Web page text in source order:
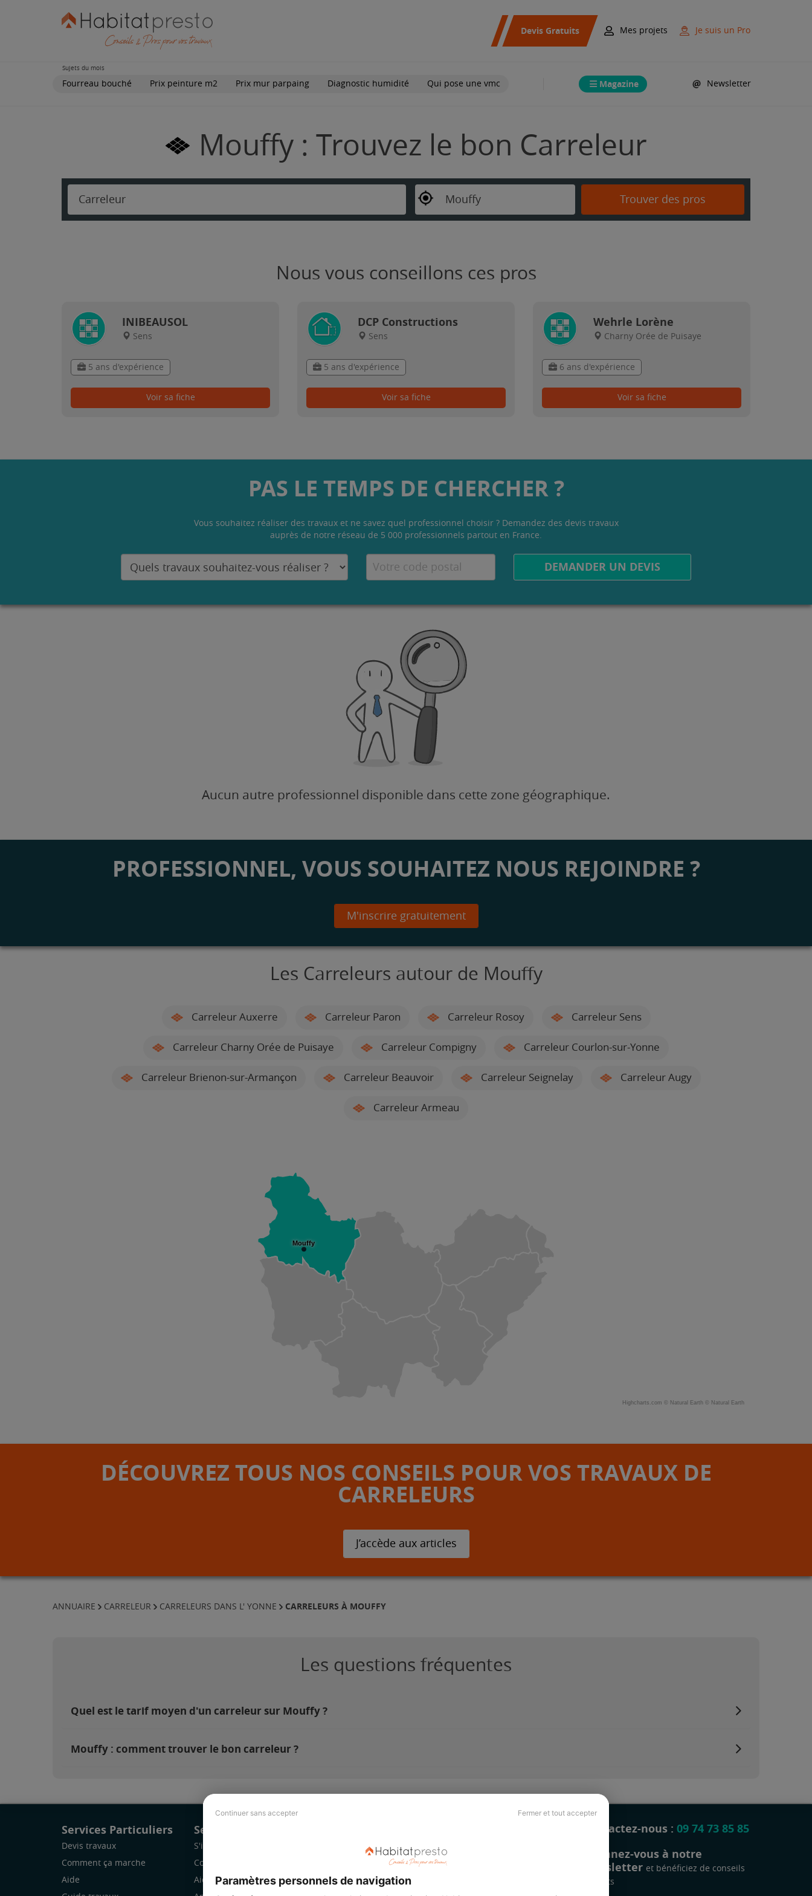
Continuer sans accepter Fermer et tout accepter
Paramètres personnels de navigation
Devis Gratuits Mes projets Je suis un Pro
Sujets du mois
Fourreau bouché Prix peinture m2 Prix mur parpaing Diagnostic humidité Qui pose une vmc Magazine Newsletter
Mouffy : Trouvez le bon Carreleur
Carreleur Mouffy Trouver des pros
Nous vous conseillons ces pros
INIBEAUSOL
Sens
5 ans d'expérience
Voir sa fiche
DCP Constructions
Sens
5 ans d'expérience
Voir sa fiche
Wehrle Lorène
Charny Orée de Puisaye
6 ans d'expérience
Voir sa fiche
PAS LE TEMPS DE CHERCHER ?
Vous souhaitez réaliser des travaux et ne savez quel professionnel choisir ? Demandez des devis travaux
auprès de notre réseau de 5 000 professionnels partout en France.
DEMANDER UN DEVIS
Aucun autre professionnel disponible dans cette zone géographique.
PROFESSIONNEL, VOUS SOUHAITEZ NOUS REJOINDRE ?
M'inscrire gratuitement
Les Carreleurs autour de Mouffy
Carreleur Auxerre Carreleur Paron Carreleur Rosoy Carreleur Sens
Carreleur Charny Orée de Puisaye Carreleur Compigny Carreleur Courlon-sur-Yonne
Carreleur Brienon-sur-Armançon Carreleur Beauvoir Carreleur Seignelay Carreleur Augy
Carreleur Armeau
Mouffy
Highcharts.com © Natural Earth © Natural Earth
DÉCOUVREZ TOUS NOS CONSEILS POUR VOS TRAVAUX DE
CARRELEURS
J’accède aux articles
ANNUAIRE CARRELEUR CARRELEURS DANS L' YONNE CARRELEURS À MOUFFY
Les questions fréquentes
Quel est le tarif moyen d'un carreleur sur Mouffy ?
Mouffy : comment trouver le bon carreleur ?
Services Particuliers
Devis travaux
Comment ça marche
Aide
Services Pro
S'inscrire
Comment ça marche
Aide
Revue de presse
Contactez-nous : 09 74 73 85 85
Abonnez-vous à notre
newsletter et bénéficiez de conseils
gratuits